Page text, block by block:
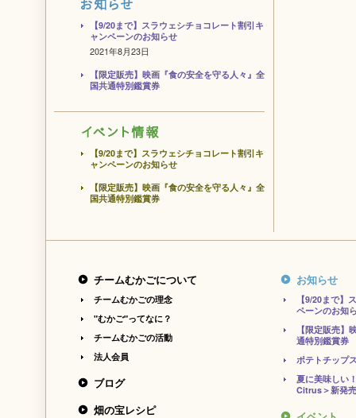
【9/20まで】スラウェシチョコレート割引キ
ャンペーンのお知らせ
2021年8月23日
【限定販売】映画『食の安全を守る人々』全
国共通特別鑑賞券
【9/20まで】スラウェシチョコレート割引キ
ャンペーンのお知らせ
【限定販売】映画『食の安全を守る人々』全
国共通特別鑑賞券
チームむかごについて
チームむかごの理念
"むかご"ってなに？
チームむかごの活動
法人会員
ブログ
畑の宝レシピ
お知らせ
【9/20まで】
ペーンのお知
【限定販売】
通特別鑑賞券
ポテトチップ
夏に美味しい
Citrus＞新発